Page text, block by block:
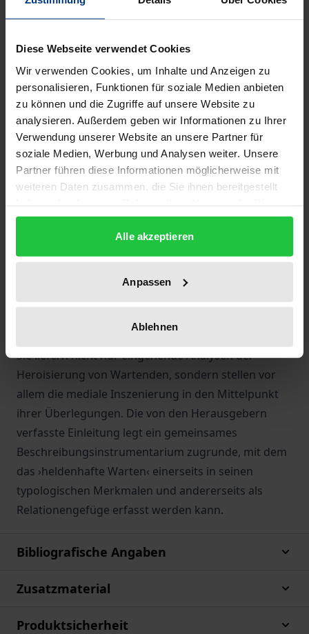
Diese Webseite verwendet Cookies
Wir verwenden Cookies, um Inhalte und Anzeigen zu
personalisieren, Funktionen für soziale Medien anbieten
zu können und die Zugriffe auf unsere Website zu
analysieren. Außerdem geben wir Informationen zu Ihrer
Verwendung unserer Website an unsere Partner für
soziale Medien, Werbung und Analysen weiter. Unsere
Partner führen diese Informationen möglicherweise mit
weiteren Daten zusammen, die Sie ihnen bereitgestellt
gesammelt haben.
Alle akzeptieren
Anpassen
Ablehnen
Beschreibung
Heldentum ist in der Regel an die große Tat
geknüpft: Helden gelten als souveräne und
handlungsmächtige Figuren. Diese Sicht dominiert
die abendländische Tradition seit der Antike.
Gleichwohl wurde und wird ebenso dem Warten als
ein ›innerliches Tun‹ (M. Weber) eine heroische
Qualität zugeschrieben. Fabius Cunctator wurde für
sein taktisches Abwarten im Zweiten Punischen
Ersten Weltkriegs, die im Schützengraben
ausharrten. Man denke ferner an die christliche
Heilserwartung, an das heldenhafte, eremitische
Warten im Diesseits oder an prophetisch-
Sie liefern nicht nur eingehende Analysen der
Heroisierung von Wartenden, sondern stellen vor
allem die mediale Inszenierung in den Mittelpunkt
ihrer Überlegungen. Die von den Herausgebern
verfasste Einleitung legt ein gemeinsames
Beschreibungsinstrumentarium zugrunde, mit dem
das ›heldenhafte Warten‹ einerseits in seinen
typologischen Merkmalen und andererseits als
Relationengefüge erfasst werden kann.
Bibliografische Angaben
Zusatzmaterial
Produktsicherheit